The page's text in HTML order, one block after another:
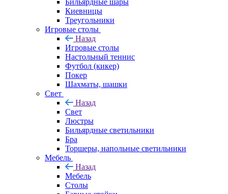
Бильярдные шары
Киевницы
Треугольники
Игровые столы
Назад
Игровые столы
Настольный теннис
Футбол (кикер)
Покер
Шахматы, шашки
Свет
Назад
Свет
Люстры
Бильярдные светильники
Бра
Торшеры, напольные светильники
Мебель
Назад
Мебель
Столы